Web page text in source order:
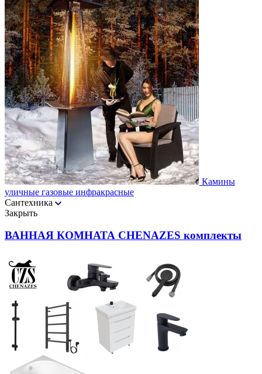
Камины
уличные газовые инфракрасные
Сантехника
Закрыть
ВАННАЯ КОМНАТА CHENAZES комплекты